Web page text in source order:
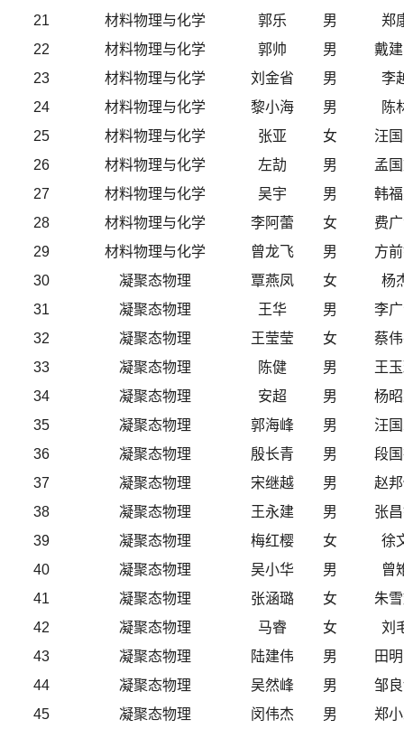
21
材料物理与化学 郭乐 男
郑
22
材料物理与化学 郭帅 男
戴
23
材料物理与化学 刘金省 男
李
24
材料物理与化学 黎小海 男
陈
25
材料物理与化学 张亚 女
汪
26
材料物理与化学 左劼 男
孟
27
材料物理与化学 吴宇 男
韩
28
材料物理与化学 李阿蕾 女
费
29
材料物理与化学 曾龙飞 男
方
30
凝聚态物理 覃燕凤 女
杨
31
凝聚态物理 王华 男
李
32
凝聚态物理 王莹莹 女
蔡
33
凝聚态物理 陈健 男
王
34
凝聚态物理 安超 男
杨
35
凝聚态物理 郭海峰 男
汪
36
凝聚态物理 殷长青 男
段
37
凝聚态物理 宋继越 男
赵
38
凝聚态物理 王永建 男
张
39
凝聚态物理 梅红樱 女
徐
40
凝聚态物理 吴小华 男
曾
41
凝聚态物理 张涵璐 女
朱
42
凝聚态物理 马睿 女
刘
43
凝聚态物理 陆建伟 男
田
44
凝聚态物理 吴然峰 男
邹
45
凝聚态物理 闵伟杰 男
郑